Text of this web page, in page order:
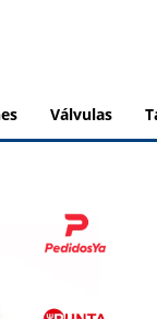
válvulas